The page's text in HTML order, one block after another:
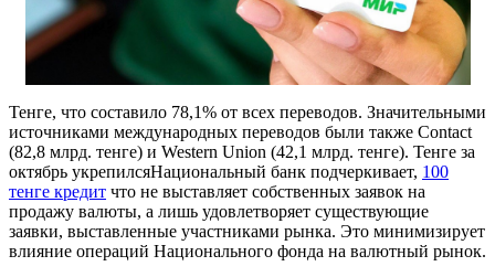
Тенге, что составило 78,1% от всех переводов. Значительными
источниками международных переводов были также Contact
(82,8 млрд. тенге) и Western Union (42,1 млрд. тенге). Тенге за
октябрь укрепилсяНациональный банк подчеркивает, 100
тенге кредит что не выставляет собственных заявок на
продажу валюты, а лишь удовлетворяет существующие
заявки, выставленные участниками рынка. Это минимизирует
влияние операций Национального фонда на валютный рынок.